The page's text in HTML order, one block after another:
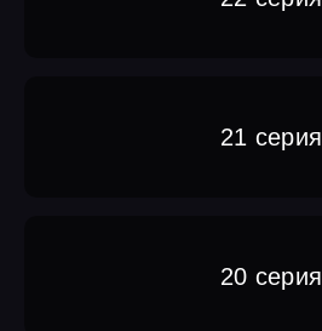
21 серия
20 серия